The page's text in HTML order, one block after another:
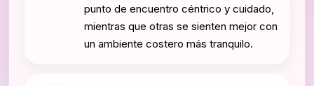
punto de encuentro céntrico y cuidado,
mientras que otras se sienten mejor con
un ambiente costero más tranquilo.